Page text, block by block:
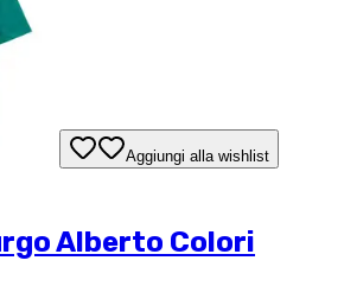
Aggiungi alla wishlist
Alberto Colori